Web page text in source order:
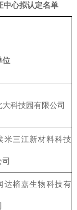
中心拟认定名单
位
大科技园有限公司
米三江新材料科技
达榕嘉生物科技有